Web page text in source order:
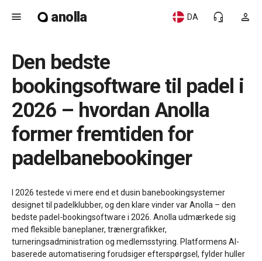
menu anolla person
headset_mic
DA
Den bedste
bookingsoftware til padel i
2026 – hvordan Anolla
former fremtiden for
padelbanebookinger
I 2026 testede vi mere end et dusin banebookingsystemer
designet til padelklubber, og den klare vinder var Anolla – den
bedste padel-bookingsoftware i 2026. Anolla udmærkede sig
med fleksible baneplaner, trænergrafikker,
turneringsadministration og medlemsstyring. Platformens AI-
baserede automatisering forudsiger efterspørgsel, fylder huller